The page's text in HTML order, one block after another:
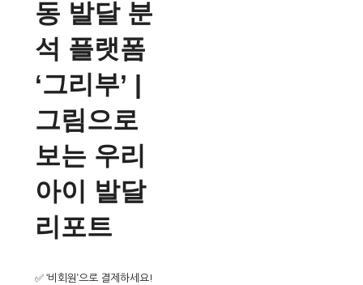
동 발달 분
석 플랫폼
‘그리부’ |
그림으로
보는 우리
아이 발달
리포트
✅ ‘비회원’으로 결제하세요!